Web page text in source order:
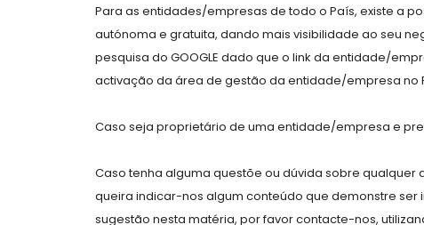
Para as entidades/empresas de todo o País, existe a
autónoma e gratuita, dando mais visibilidade ao seu
pesquisa do GOOGLE dado que o link da entidade/
activação da área de gestão da entidade/empresa no
Caso seja proprietário de uma entidade/empresa e
Caso tenha alguma questõe ou dúvida sobre
queira indicar-nos algum conteúdo que demonstre
sugestão nesta matéria, por favor contacte-nos,